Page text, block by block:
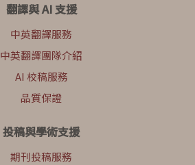
翻譯與 AI 支援
中英翻譯服務
中英翻譯團隊介紹
AI 校稿服務
品質保證
投稿與學術支援
期刊投稿服務